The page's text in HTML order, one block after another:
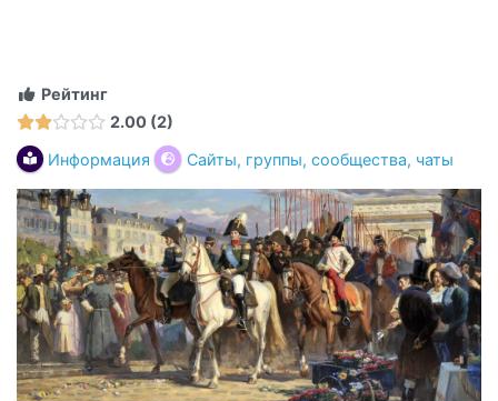
Рейтинг
2.00 2
Информация
Сайты, группы, сообщества, чаты